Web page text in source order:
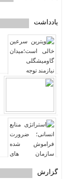
یادداشت
گزارش